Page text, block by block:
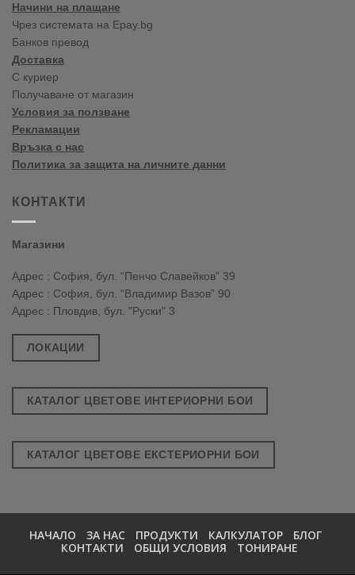
Начини на плащане
Чрез системата на Epay.bg
Банков превод
Доставка
С куриер
Получаване от магазин
Условия за ползване
Рекламации
Връзка с нас
Политика за защита на личните данни
КОНТАКТИ
Магазини
Адрес : София, бул. “Пенчо Славейков” 39
Адрес : София, бул. “Владимир Вазов” 90
Адрес : Пловдив, бул. "Руски" 3
ЛОКАЦИИ
КАТАЛОГ ЦВЕТОВЕ ИНТЕРИОРНИ БОИ
КАТАЛОГ ЦВЕТОВЕ ЕКСТЕРИОРНИ БОИ
НАЧАЛО ЗА НАС ПРОДУКТИ КАЛКУЛАТОР
БЛОГ
КОНТАКТИ
ОБЩИ УСЛОВИЯ ТОНИРАНЕ